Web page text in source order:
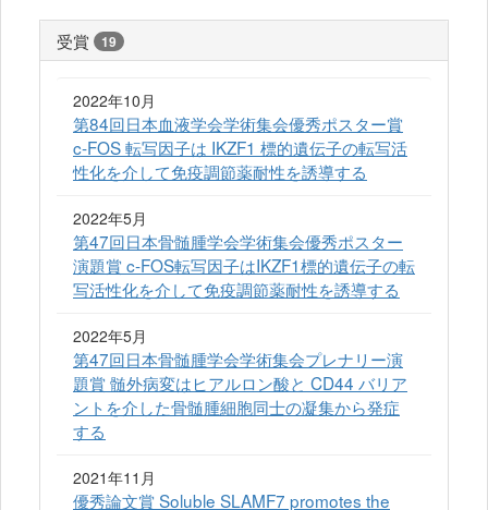
受賞 19
2022年10月
第84回日本血液学会学術集会優秀ポスター賞
c-FOS 転写因子は IKZF1 標的遺伝子の転写活
性化を介して免疫調節薬耐性を誘導する
2022年5月
第47回日本骨髄腫学会学術集会優秀ポスター
演題賞 c-FOS転写因子はIKZF1標的遺伝子の転
写活性化を介して免疫調節薬耐性を誘導する
2022年5月
第47回日本骨髄腫学会学術集会プレナリー演
題賞 髄外病変はヒアルロン酸と CD44 バリア
ントを介した骨髄腫細胞同士の凝集から発症
する
2021年11月
優秀論文賞 Soluble SLAMF7 promotes the